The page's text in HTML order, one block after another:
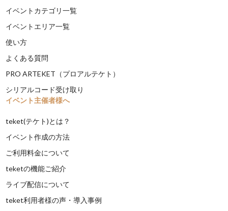
イベントカテゴリ一覧
イベントエリア一覧
使い方
よくある質問
PRO ARTEKET（プロアルテケト）
シリアルコード受け取り
イベント主催者様へ
teket(テケト)とは？
イベント作成の方法
ご利用料金について
teketの機能ご紹介
ライブ配信について
teket利用者様の声・導入事例